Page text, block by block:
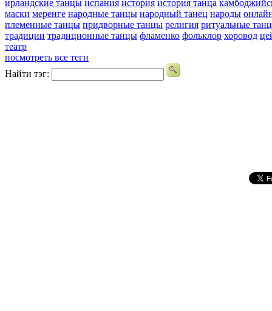
ирландские танцы испания история история танца
маски меренге народные танцы народный танец народы
племенные танцы придворные танцы религия ритуальные
традиции традиционные танцы фламенко фольклор хоровод
театр
посмотреть все теги
Найти тэг: